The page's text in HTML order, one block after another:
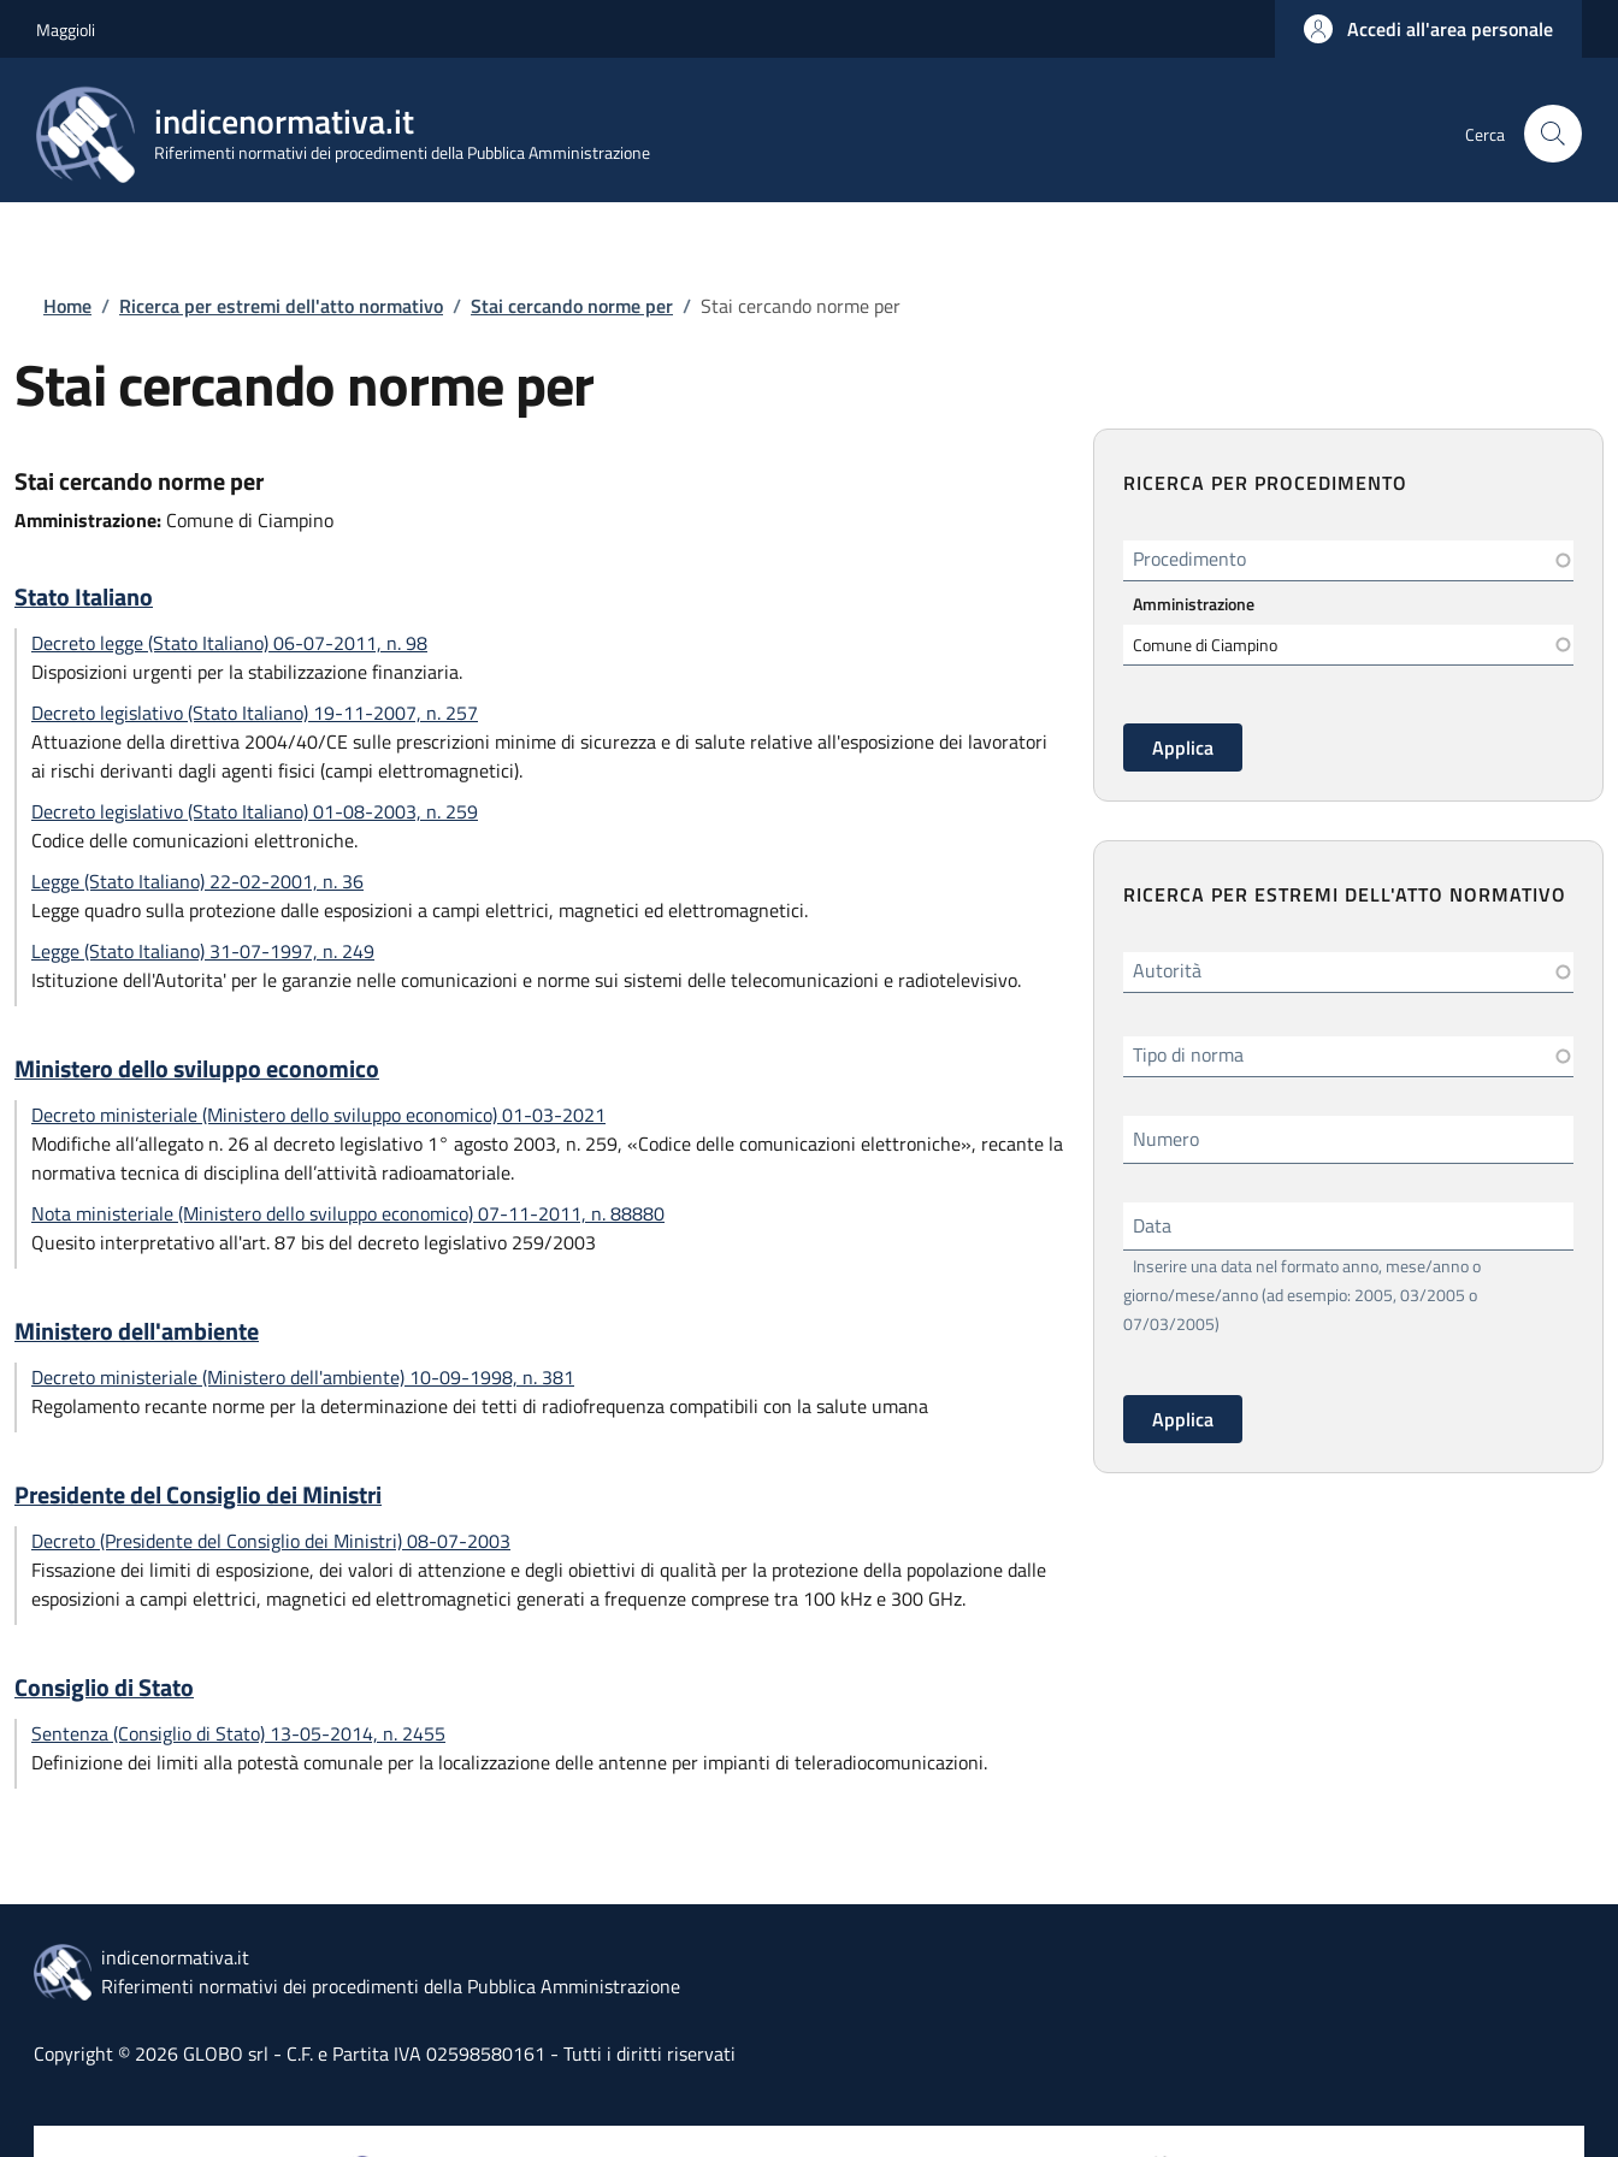
Maggioli Accedi all'area personale
indicenormativa.it
Riferimenti normativi dei procedimenti della Pubblica Amministrazione
Cerca
Briciole di pane
Home / Ricerca per estremi dell'atto normativo / Stai cercando norme per / Stai cercando norme per
Stai cercando norme per
Stai cercando norme per
Amministrazione: Comune di Ciampino
Stato Italiano
Decreto legge (Stato Italiano) 06-07-2011, n. 98
Disposizioni urgenti per la stabilizzazione finanziaria.
Decreto legislativo (Stato Italiano) 19-11-2007, n. 257
Attuazione della direttiva 2004/40/CE sulle prescrizioni minime di sicurezza e di salute relative all'esposizione dei lavoratori
ai rischi derivanti dagli agenti fisici (campi elettromagnetici).
Decreto legislativo (Stato Italiano) 01-08-2003, n. 259
Codice delle comunicazioni elettroniche.
Legge (Stato Italiano) 22-02-2001, n. 36
Legge quadro sulla protezione dalle esposizioni a campi elettrici, magnetici ed elettromagnetici.
Legge (Stato Italiano) 31-07-1997, n. 249
Istituzione dell'Autorita' per le garanzie nelle comunicazioni e norme sui sistemi delle telecomunicazioni e radiotelevisivo.
Ministero dello sviluppo economico
Decreto ministeriale (Ministero dello sviluppo economico) 01-03-2021
Modifiche all’allegato n. 26 al decreto legislativo 1° agosto 2003, n. 259, «Codice delle comunicazioni elettroniche», recante la
normativa tecnica di disciplina dell’attività radioamatoriale.
Nota ministeriale (Ministero dello sviluppo economico) 07-11-2011, n. 88880
Quesito interpretativo all'art. 87 bis del decreto legislativo 259/2003
Ministero dell'ambiente
Decreto ministeriale (Ministero dell'ambiente) 10-09-1998, n. 381
Regolamento recante norme per la determinazione dei tetti di radiofrequenza compatibili con la salute umana
Presidente del Consiglio dei Ministri
Decreto (Presidente del Consiglio dei Ministri) 08-07-2003
Fissazione dei limiti di esposizione, dei valori di attenzione e degli obiettivi di qualità per la protezione della popolazione dalle
esposizioni a campi elettrici, magnetici ed elettromagnetici generati a frequenze comprese tra 100 kHz e 300 GHz.
Consiglio di Stato
Sentenza (Consiglio di Stato) 13-05-2014, n. 2455
Definizione dei limiti alla potestà comunale per la localizzazione delle antenne per impianti di teleradiocomunicazioni.
RICERCA PER PROCEDIMENTO
Procedimento
Amministrazione
RICERCA PER ESTREMI DELL'ATTO NORMATIVO
Autorità
Tipo di norma
Numero
Data
Inserire una data nel formato anno, mese/anno o
giorno/mese/anno (ad esempio: 2005, 03/2005 o
07/03/2005)
indicenormativa.it
Riferimenti normativi dei procedimenti della Pubblica Amministrazione
Copyright © 2026 GLOBO srl - C.F. e Partita IVA 02598580161 - Tutti i diritti riservati